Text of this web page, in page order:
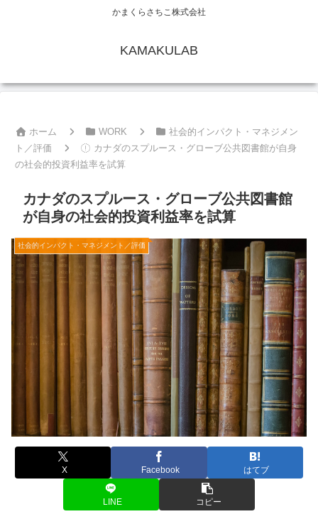
かまくらさちこ株式会社
KAMAKULAB
ホーム WORK
社会的インパクト・マネジメン
ト／評価
カナダのスプルース・グローブ公共図書館が自身
の社会的投資利益率を試算
カナダのスプルース・グローブ公共図書館
が自身の社会的投資利益率を試算
社会的インパクト・マネジメント／評価
X Facebook はてブ
LINE コピー